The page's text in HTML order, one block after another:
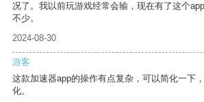
况了。我以前玩游戏经常会输，现在有了这个
不少。
2024-08-30
游客
这款加速器app的操作有点复杂，可以简化一下
化。